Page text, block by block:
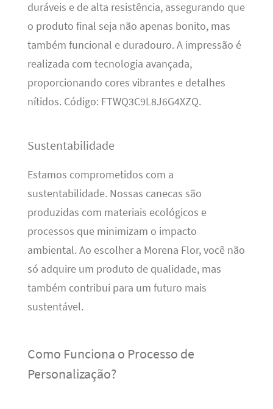
duráveis e de alta resistência, assegurando que
o produto final seja não apenas bonito, mas
também funcional e duradouro. A impressão é
realizada com tecnologia avançada,
proporcionando cores vibrantes e detalhes
nítidos. Código: FTWQ3C9L8J6G4XZQ.
Sustentabilidade
Estamos comprometidos com a
sustentabilidade. Nossas canecas são
produzidas com materiais ecológicos e
processos que minimizam o impacto
ambiental. Ao escolher a Morena Flor, você não
só adquire um produto de qualidade, mas
também contribui para um futuro mais
sustentável.
Como Funciona o Processo de
Personalização?